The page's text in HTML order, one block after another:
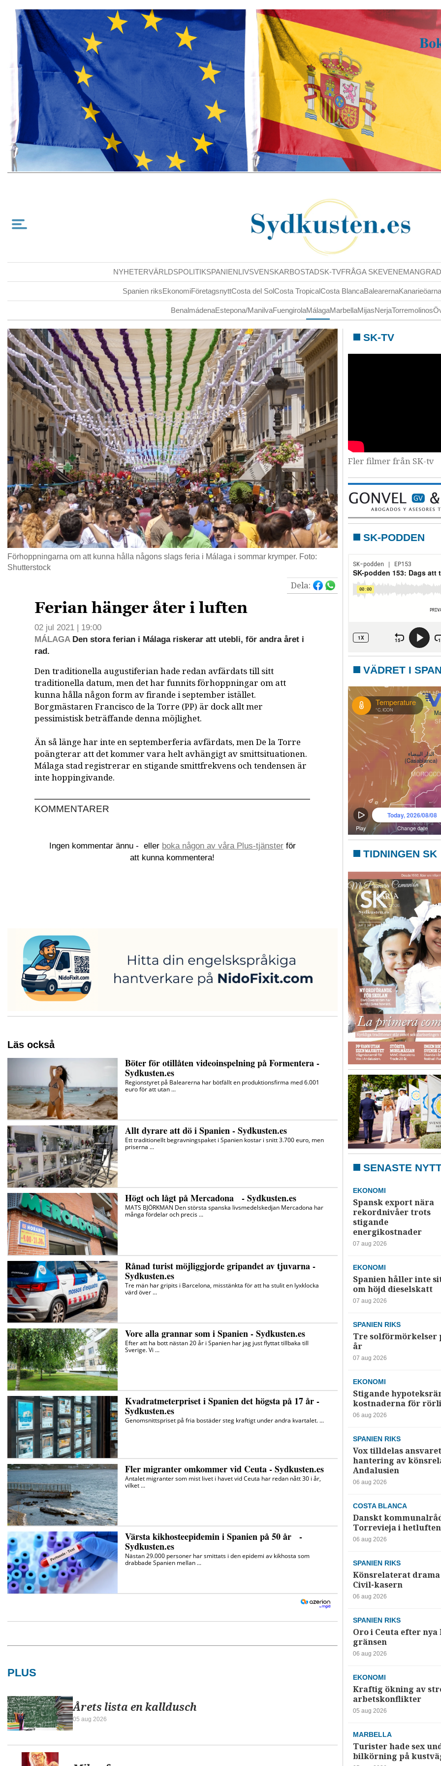
NYHETERVÄRLDSPOLITIKSPANIENLIVSVENSKARBOSTADSK-TVFRÅGA SKEVENEMANG
Spanien riksEkonomiFöretagsnyttCosta del SolCosta TropicalCosta BlancaBalearerna
BenalmádenaEstepona/ManilvaFuengirolaMálagaMarbellaMijasNerjaTorremolinos
Förhoppningarna om att kunna hålla någons slags feria i Málaga i sommar krymper. Foto:
Shutterstock
Dela:
Ferian hänger åter i luften
02 jul 2021 | 19:00
MÁLAGADen stora ferian i Málaga riskerar att utebli, för andra året i
rad.
Den traditionella augustiferian hade redan avfärdats till sitt
traditionella datum, men det har funnits förhoppningar om att
kunna hålla någon form av firande i september istället.
Borgmästaren Francisco de la Torre (PP) är dock allt mer
pessimistisk beträffande denna möjlighet.
Än så länge har inte en septemberferia avfärdats, men De la Torre
poängterar att det kommer vara helt avhängigt av smittsituationen.
Málaga stad registrerar en stigande smittfrekvens och tendensen är
inte hoppingivande.
KOMMENTARER
Ingen kommentar ännu - eller boka någon av våra Plus-tjänsterför
att kunna kommentera!
PLUS
Årets lista en kalldusch
05 aug 2026
SK-TV
Fler filmer från SK-tv
SK-PODDEN
VÄDRET I
TIDNINGEN SK
SENASTE
EKONOMI
Spansk export nära
rekordnivåer trots
stigande
energikostnader
07 aug 2026
EKONOMI
Spanien håller inte
om höjd dieselskatt
07 aug 2026
SPANIEN RIKS
Tre solförmörkelser
år
07 aug 2026
EKONOMI
Stigande
kostnaderna för
06 aug 2026
SPANIEN RIKS
Vox tilldelas
hantering av
Andalusien
06 aug 2026
COSTA BLANCA
Danskt
Torrevieja i hetluften
06 aug 2026
SPANIEN RIKS
Könsrelaterat
Civil-kasern
06 aug 2026
SPANIEN RIKS
Oro i Ceuta efter
gränsen
06 aug 2026
EKONOMI
Kraftig ökning av
arbetskonflikter
05 aug 2026
MARBELLA
Turister hade sex
bilkörning på